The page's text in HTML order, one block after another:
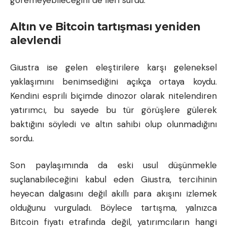
Altın ve Bitcoin tartışması yeniden
alevlendi
Giustra ise gelen eleştirilere karşı geleneksel
yaklaşımını benimsediğini açıkça ortaya koydu.
Kendini esprili biçimde dinozor olarak nitelendiren
yatırımcı, bu sayede bu tür görüşlere gülerek
baktığını söyledi ve altın sahibi olup olunmadığını
sordu.
Son paylaşımında da eski usul düşünmekle
suçlanabileceğini kabul eden Giustra, tercihinin
heyecan dalgasını değil akıllı para akışını izlemek
olduğunu vurguladı. Böylece tartışma, yalnızca
Bitcoin fiyatı etrafında değil, yatırımcıların hangi